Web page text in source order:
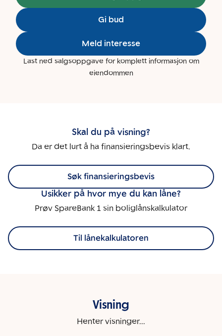
Gi bud
Meld interesse
Last ned salgsoppgave for komplett informasjon om
eiendommen
Skal du på visning?
Da er det lurt å ha finansieringsbevis klart.
Søk finansieringsbevis
Usikker på hvor mye du kan låne?
Prøv SpareBank 1 sin boliglånskalkulator
Til lånekalkulatoren
Visning
Henter visninger...